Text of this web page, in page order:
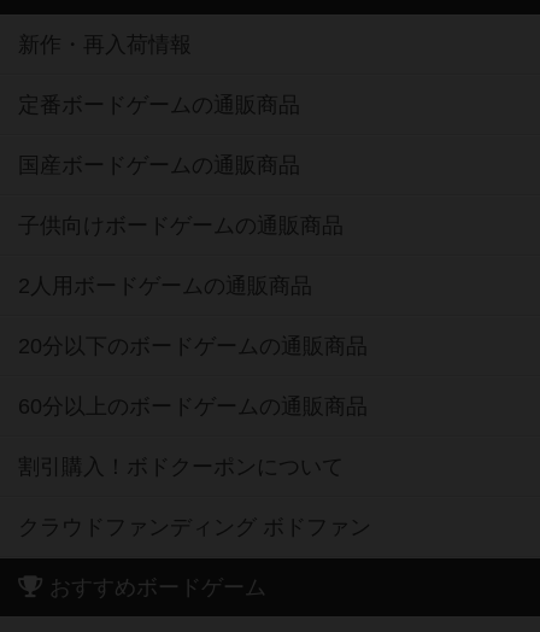
新作・再入荷情報
定番ボードゲームの通販商品
国産ボードゲームの通販商品
子供向けボードゲームの通販商品
2人用ボードゲームの通販商品
20分以下のボードゲームの通販商品
60分以上のボードゲームの通販商品
割引購入！ボドクーポンについて
クラウドファンディング ボドファン
おすすめボードゲーム